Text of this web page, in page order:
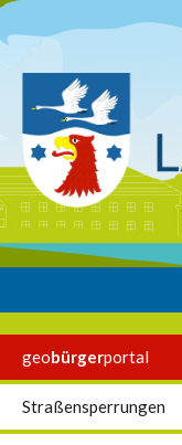
geobürgerportal
Straßensperrungen